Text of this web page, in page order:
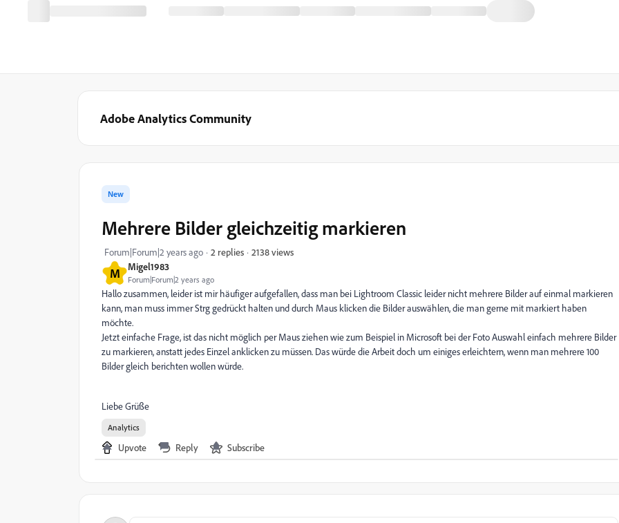
Adobe Analytics Community
M Migel1983
Forum|Forum|2 years ago
New
Mehrere Bilder gleichzeitig markieren
Forum|Forum|2 years ago 2 replies 2138 views
Hallo zusammen, leider ist mir häufiger aufgefallen, dass man bei Lightroom Classic leider nicht mehrere Bilder auf einmal markieren
kann, man muss immer Strg gedrückt halten und durch Maus klicken die Bilder auswählen, die man gerne mit markiert haben
möchte.
Jetzt einfache Frage, ist das nicht möglich per Maus ziehen wie zum Beispiel in Microsoft bei der Foto Auswahl einfach mehrere Bilder
zu markieren, anstatt jedes Einzel anklicken zu müssen. Das würde die Arbeit doch um einiges erleichtern, wenn man mehrere 100
Bilder gleich berichten wollen würde.
Liebe Grüße
Analytics
Upvote Reply Subscribe